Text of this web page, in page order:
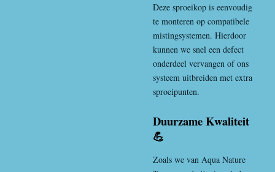
Deze sproeikop is eenvoudig
te monteren op compatibele
mistingsystemen. Hierdoor
kunnen we snel een defect
onderdeel vervangen of ons
systeem uitbreiden met extra
sproeipunten.
Duurzame Kwaliteit
💪
Zoals we van Aqua Nature